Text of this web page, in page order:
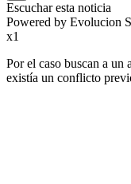
Escuchar esta noticia
Powered by Evolucion
x1
Por el caso buscan a un
existía un conflicto